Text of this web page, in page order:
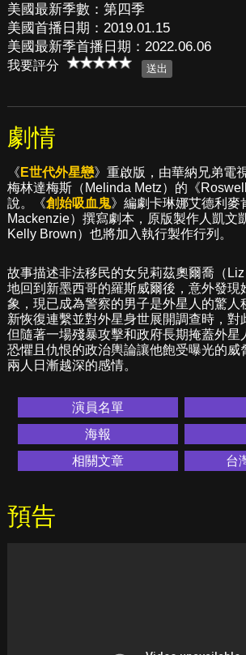
美國最新季數：第四季
美國首播日期：2019.01.15
美國最新季首播日期：2022.06.06
我要評分
劇情
《 E世代外星戀》重啟版，由華納兄弟電
梅林達梅斯（Melinda Metz）的《
說。《創始吸血鬼》編劇卡琳娜艾德利麥
Mackenzie）撰寫劇本，原版製作人凱文
Kelly Brown）也將加入執行製作行列。
故事描述非法移民的女兒莉茲奧爾喬（
地回到新墨西哥的羅斯威爾後，意外發現
象，現已成為警察的男子是外星人的驚人
新恢復連繫並對外星身世展開調查時，對
但隨著一場殘暴攻擊和政府長期掩蓋外星
恐懼且仇恨的政治輿論讓他飽受曝光的威
兩人日漸越深的感情。
演員名單
海報
相關文章
台
預告